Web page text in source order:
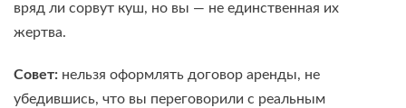
вряд ли сорвут куш, но вы — не единственная их
жертва.
Совет: нельзя оформлять договор аренды, не
убедившись, что вы переговорили с реальным